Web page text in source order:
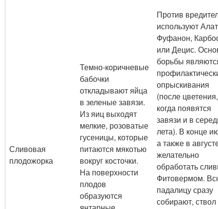
Сливовая
плодожорка
Темно-коричневые
бабочки
откладывают яйца
в зеленые завязи.
Из яиц выходят
мелкие, розоватые
гусеницы, которые
питаются мякотью
вокруг косточки.
На поверхности
плодов
образуются
Против
используют
Фуфанон,
или Децис.
борьбы
опрыскивания
(после цветения,
когда появятся
завязи и в
лета). В конце
а также в
желательно
обработать
Фитовермом.
падалицу сразу
собирают, ствол